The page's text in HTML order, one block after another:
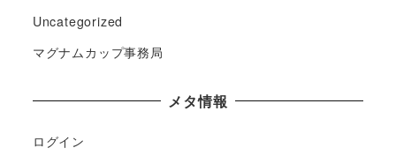
Uncategorized
マグナムカップ事務局
メタ情報
ログイン